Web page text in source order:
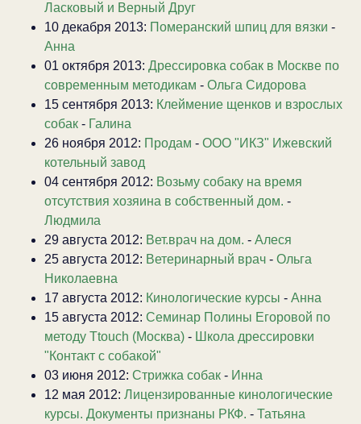
Ласковый и Верный Друг
10 декабря 2013: Померанский шпиц для вязки -
Анна
01 октября 2013: Дрессировка собак в Москве по
современным методикам - Ольга Сидорова
15 сентября 2013: Клеймение щенков и взрослых
собак - Галина
26 ноября 2012: Продам - ООО "ИКЗ" Ижевский
котельный завод
04 сентября 2012: Возьму собаку на время
отсутствия хозяина в собственный дом. -
Людмила
29 августа 2012: Вет.врач на дом. - Алеся
25 августа 2012: Ветеринарный врач - Ольга
Николаевна
17 августа 2012: Кинологические курсы - Анна
15 августа 2012: Семинар Полины Егоровой по
методу Ttouch (Москва) - Школа дрессировки
"Контакт с собакой"
03 июня 2012: Стрижка собак - Инна
12 мая 2012: Лицензированные кинологические
курсы. Документы признаны РКФ. - Татьяна